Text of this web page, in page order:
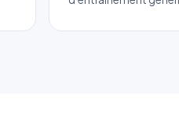
Nom complet